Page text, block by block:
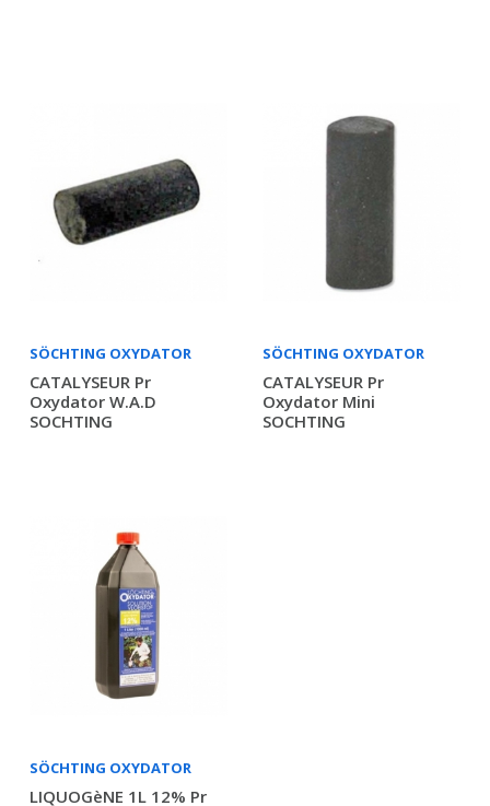
SÖCHTING OXYDATOR
CATALYSEUR Pr
Oxydator W.A.D
SOCHTING
SÖCHTING OXYDATOR
CATALYSEUR Pr
Oxydator Mini
SOCHTING
SÖCHTING OXYDATOR
LIQUOGèNE 1L 12% Pr